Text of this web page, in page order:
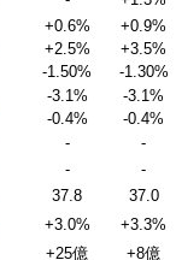
+0.6%
+0.9%
+2.5%
+3.5%
-1.50% -1.30%
-3.1%
-3.1%
-0.4%
-0.4%
-
-
-
-
37.8
37.0
+3.0%
+3.3%
+25億 +8億